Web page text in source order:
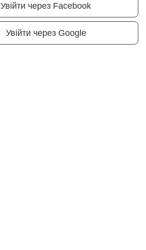
Увійти через Facebook
Увійти через Google